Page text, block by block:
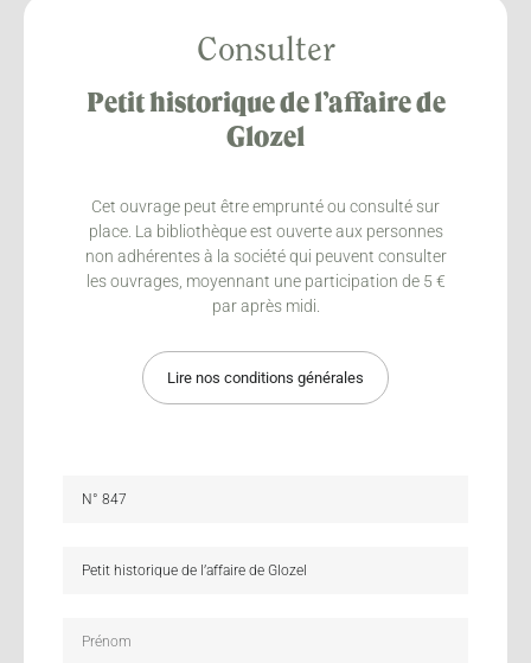
Consulter
Petit historique de l’affaire de
Glozel
Cet ouvrage peut être emprunté ou consulté sur
place. La bibliothèque est ouverte aux personnes
non adhérentes à la société qui peuvent consulter
les ouvrages, moyennant une participation de 5 €
par après midi.
Lire nos conditions générales